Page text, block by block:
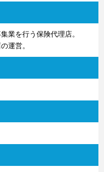
業を行う保険代理店。
運営。